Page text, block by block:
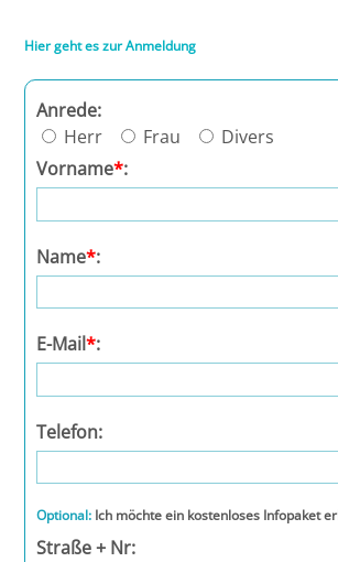
Hier geht es zur Anmeldung
Anrede:
Herr
Frau
Divers
Vorname*:
Name*:
E-Mail*:
Telefon:
Optional: Ich möchte ein kostenloses Infopaket
Straße + Nr:
Köln
Leipzig
Mannheim
Münster